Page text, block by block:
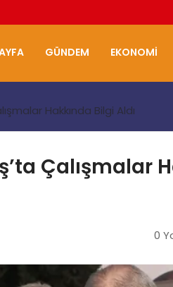
GÜNDEM EKONOMI
Hakkında Bilgi Aldı
Çalışmalar
0